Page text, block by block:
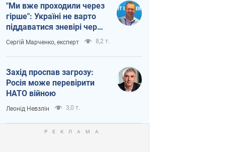
"Ми вже проходили через
гірше": Україні не варто
піддаватися зневірі через
ракетний терор
Сергій Марченко, експерт 8,2 т.
Захід проспав загрозу:
Росія може перевірити
НАТО війною
Леонід Невзлін 3,0 т.